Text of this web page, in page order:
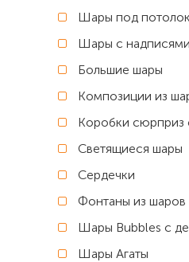
Шары под потолок
Шары с надписями
Большие шары
Композиции из
Коробки сюрприз
Светящиеся шары
Сердечки
Фонтаны из шаров
Шары Bubbles с
Шары Агаты